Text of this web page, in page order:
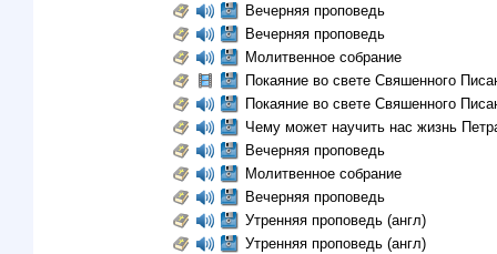
Вечерняя проповедь
Вечерняя проповедь
Молитвенное собрание
Покаяние во свете Свяшенного
Покаяние во свете Свяшенного
Чему может научить нас жизнь
Вечерняя проповедь
Молитвенное собрание
Вечерняя проповедь
Утренняя проповедь (англ)
Утренняя проповедь (англ)